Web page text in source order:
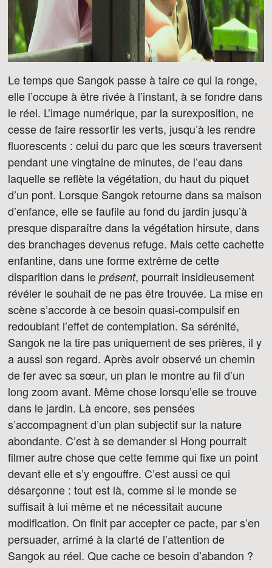
Le temps que Sangok passe à taire ce qui la ronge,
elle l’occupe à être rivée à l’instant, à se fondre dans
le réel. L’image numérique, par la surexposition, ne
cesse de faire ressortir les verts, jusqu’à les rendre
fluorescents : celui du parc que les sœurs traversent
pendant une vingtaine de minutes, de l’eau dans
laquelle se reflète la végétation, du haut du piquet
d’un pont. Lorsque Sangok retourne dans sa maison
d’enfance, elle se faufile au fond du jardin jusqu’à
presque disparaître dans la végétation hirsute, dans
des branchages devenus refuge. Mais cette cachette
enfantine, dans une forme extrême de cette
disparition dans le présent, pourrait insidieusement
révéler le souhait de ne pas être trouvée. La mise en
scène s’accorde à ce besoin quasi-compulsif en
redoublant l’effet de contemplation. Sa sérénité,
Sangok ne la tire pas uniquement de ses prières, il y
a aussi son regard. Après avoir observé un chemin
de fer avec sa sœur, un plan le montre au fil d’un
long zoom avant. Même chose lorsqu’elle se trouve
dans le jardin. Là encore, ses pensées
s’accompagnent d’un plan subjectif sur la nature
abondante. C’est à se demander si Hong pourrait
filmer autre chose que cette femme qui fixe un point
devant elle et s’y engouffre. C’est aussi ce qui
désarçonne : tout est là, comme si le monde se
suffisait à lui même et ne nécessitait aucune
modification. On finit par accepter ce pacte, par s’en
persuader, arrimé à la clarté de l’attention de
Sangok au réel. Que cache ce besoin d’abandon ?